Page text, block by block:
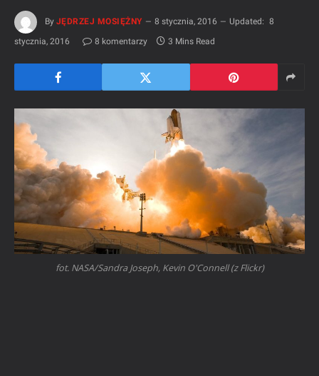
By JĘDRZEJ MOSIĘŻNY 8 stycznia, 2016 Updated: 8
stycznia, 2016
8 komentarzy 3 Mins Read
fot. NASA/Sandra Joseph, Kevin O'Connell (z Flickr)